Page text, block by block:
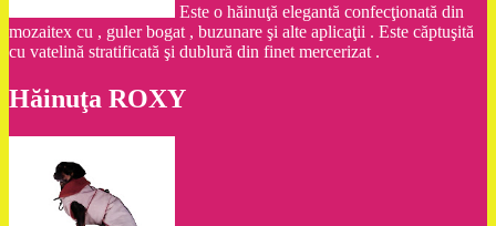
Este o hăinuţă elegantă confecţionată din
mozaitex cu , guler bogat , buzunare şi alte aplicaţii . Este căptuşită
cu vatelină stratificată şi dublură din finet mercerizat .
Hăinuţa ROXY